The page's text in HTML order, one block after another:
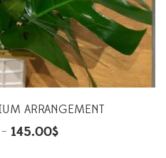
ARRANGEMENT
– 145.00$